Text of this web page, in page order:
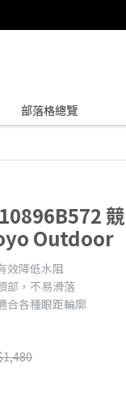
部落格總覽
Outdoor
效降低水阻
部，不易滑落
合各種眼距輪廓